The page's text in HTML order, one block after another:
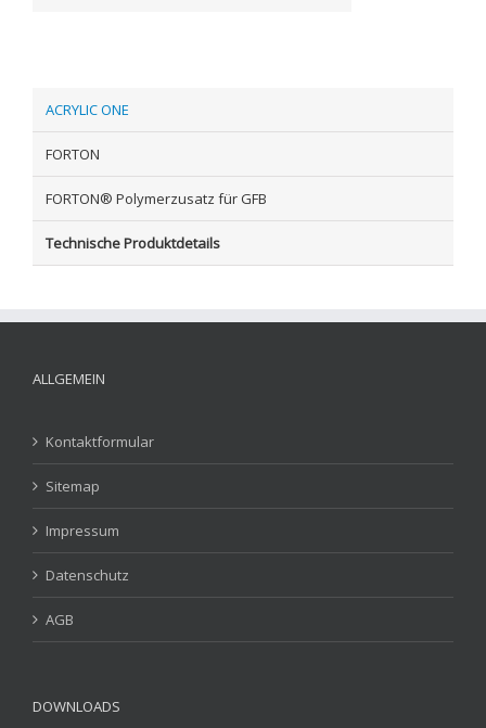
ACRYLIC ONE
FORTON
FORTON® Polymerzusatz für GFB
Technische Produktdetails
ALLGEMEIN
Kontaktformular
Sitemap
Impressum
Datenschutz
AGB
DOWNLOADS